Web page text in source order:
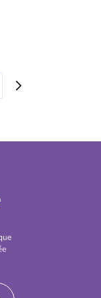
Page suivante